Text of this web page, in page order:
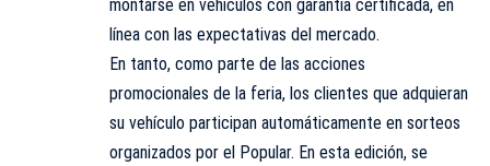
montarse en vehículos con garantía certificada, en
línea con las expectativas del mercado.
En tanto, como parte de las acciones
promocionales de la feria, los clientes que adquieran
su vehículo participan automáticamente en sorteos
organizados por el Popular. En esta edición, se